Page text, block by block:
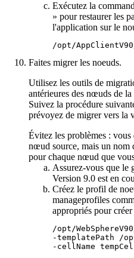
Exécutez la
» pour restaurer les
l'application sur le
/opt/
Faites migrer les noeuds.
Utilisez les outils de
antérieures des nœuds de
Suivez la procédure
prévoyez de migrer vers la
Évitez les problèmes : vous
nœud source, mais un nom
pour chaque nœud que
Assurez-vous que le
Version 9.0 est en
Créez le profil de
manageprofiles
appropriés pour
/opt/
-templatePath /
-cellName